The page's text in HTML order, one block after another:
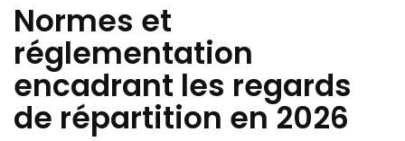
Normes et
réglementation
encadrant les regards
de répartition en 2026